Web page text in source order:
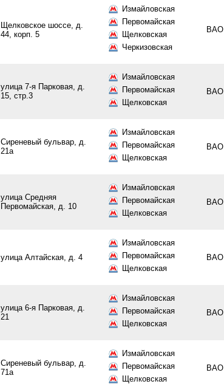
Щелковское шоссе, д.
44, корп. 5
Измайловская
Первомайская
Щелковская
Черкизовская
ВАО
улица 7-я Парковая, д.
15, стр.3
Измайловская
Первомайская
Щелковская
ВАО
Сиреневый бульвар, д.
21а
Измайловская
Первомайская
Щелковская
ВАО
улица Средняя
Первомайская, д. 10
Измайловская
Первомайская
Щелковская
ВАО
улица Алтайская, д. 4
Измайловская
Первомайская
Щелковская
ВАО
улица 6-я Парковая, д.
21
Измайловская
Первомайская
Щелковская
ВАО
Сиреневый бульвар, д.
71а
Измайловская
Первомайская
Щелковская
ВАО